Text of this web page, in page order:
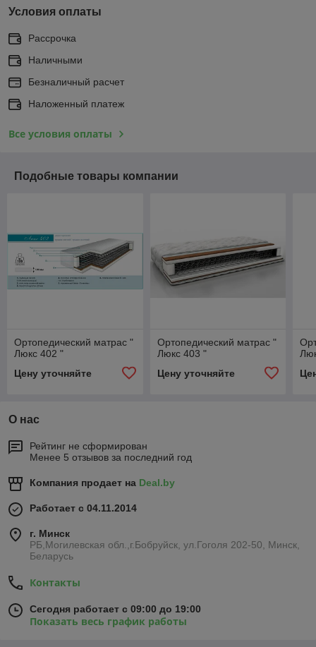
Условия оплаты
Рассрочка
Наличными
Безналичный расчет
Наложенный платеж
Все условия оплаты
Подобные товары компании
Ортопедический матрас "
Люкс 402 "
Цену уточняйте
Ортопедический матрас "
Люкс 403 "
Цену уточняйте
О нас
Рейтинг не сформирован
Менее 5 отзывов за последний год
Компания продает на Deal.by
Работает с 04.11.2014
г. Минск
РБ,Могилевская обл.,г.Бобруйск, ул.Гоголя 202-50, Минск,
Беларусь
Контакты
Сегодня работает с 09:00 до 19:00
Показать весь график работы